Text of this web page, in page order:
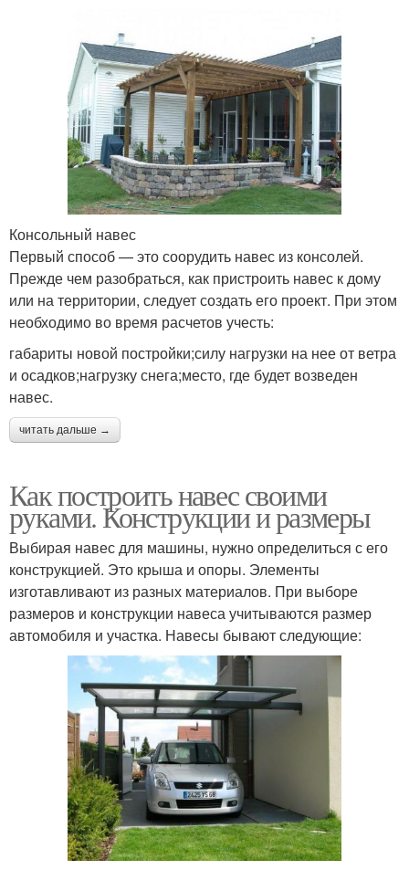
Консольный навес
Первый способ — это соорудить навес из консолей.
Прежде чем разобраться, как пристроить навес к дому
или на территории, следует создать его проект. При этом
необходимо во время расчетов учесть:
габариты новой постройки;силу нагрузки на нее от ветра
и осадков;нагрузку снега;место, где будет возведен
навес.
читать дальше →
Как построить навес своими
руками. Конструкции и размеры
Выбирая навес для машины, нужно определиться с его
конструкцией. Это крыша и опоры. Элементы
изготавливают из разных материалов. При выборе
размеров и конструкции навеса учитываются размер
автомобиля и участка. Навесы бывают следующие: